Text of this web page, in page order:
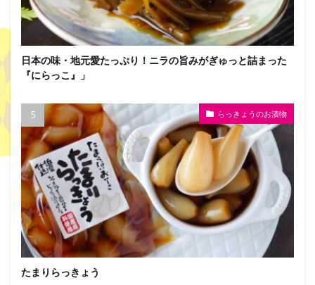
日本の味・地元愛たっぷり！ニラの旨みがぎゅっと詰まった
『にらっこ』」
らっきょうのお漬物
たまりらっきょう